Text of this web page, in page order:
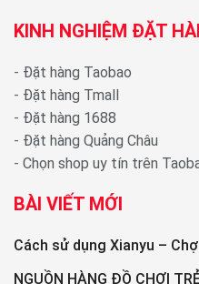
KINH NGHIỆM ĐẶT
- Đặt hàng Taobao
- Đặt hàng Tmall
- Đặt hàng 1688
- Đặt hàng Quảng Châu
- Chọn shop uy tín trên
BÀI VIẾT MỚI
Cách sử dụng Xianyu –
NGUỒN HÀNG ĐỒ CHƠI